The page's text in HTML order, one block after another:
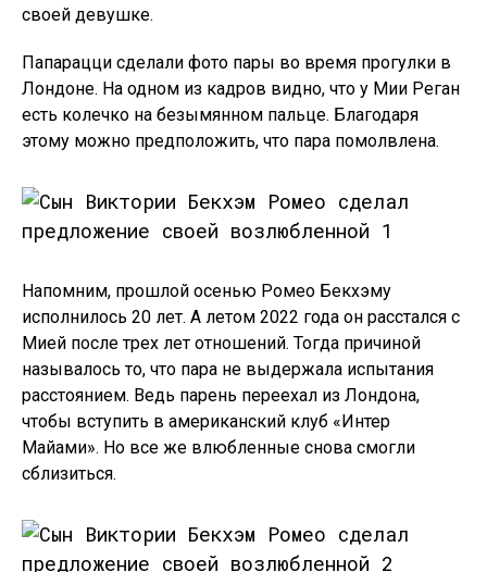
своей девушке.
Папарацци сделали фото пары во время прогулки в
Лондоне. На одном из кадров видно, что у Мии Реган
есть колечко на безымянном пальце. Благодаря
этому можно предположить, что пара помолвлена.
Напомним, прошлой осенью Ромео Бекхэму
исполнилось 20 лет. А летом 2022 года он расстался с
Мией после трех лет отношений. Тогда причиной
называлось то, что пара не выдержала испытания
расстоянием. Ведь парень переехал из Лондона,
чтобы вступить в американский клуб «Интер
Майами». Но все же влюбленные снова смогли
сблизиться.